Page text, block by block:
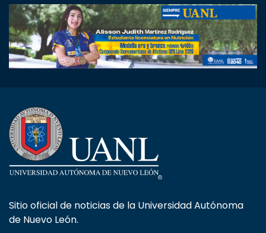
Sitio oficial de noticias de la Universidad Autónoma
de Nuevo León.